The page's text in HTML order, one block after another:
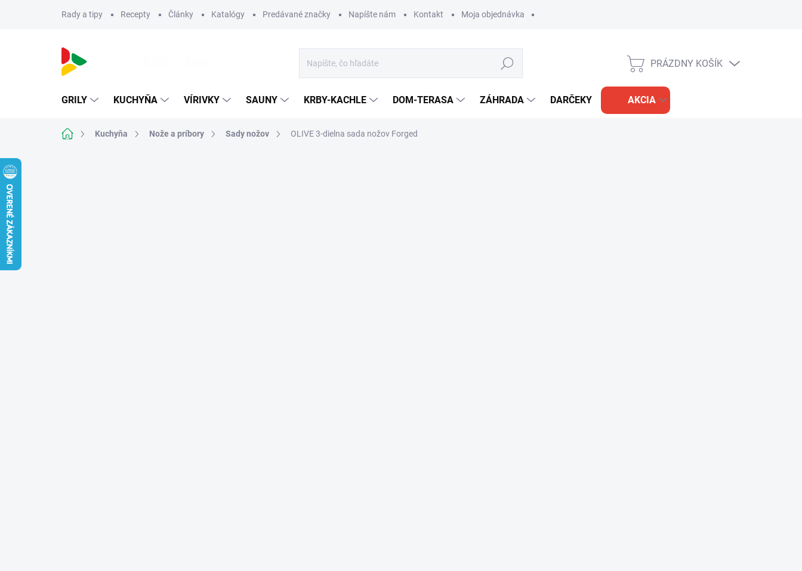
Rady a tipy Recepty Články Katalógy Predávané značky Napíšte nám Kontakt Moja objednávka
Hľadať
NÁKUPNÝ
PRÁZDNY KOŠÍK
GRILY KUCHYŇA VÍRIVKY SAUNY KRBY-KACHLE DOM-TERASA ZÁHRADA DARČEKY AKCIA
DomovKuchyňa Nože a príbory Sady nožov OLIVE 3-dielna sada nožov Forged